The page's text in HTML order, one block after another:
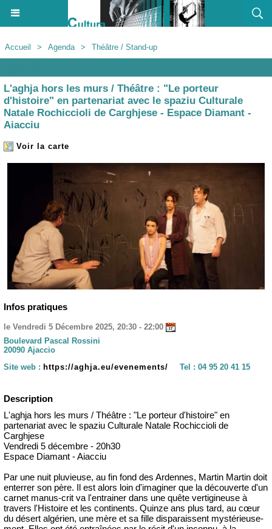
Accueil > Agenda > Théâtre / Stand-up
L'aghja hors les murs / Théâtre : "Le porteur
d'histoire" en partenariat avec le spaziu Culturale
Natale Rochiccioli de Carghjese - Espace Diamant -
Aiacciu
Voir la carte
Infos pratiques
le Vendredi 5 Décembre 2025, 20:30 - 22:00
Boulevard Pascal Rossini
20090 Ajaccio
Site web : https://aghja.eu/evenements/ Tel : 04 95 20 41 15
Description
L'aghja hors les murs / Théâtre : "Le porteur d'histoire" en
partenariat avec le spaziu Culturale Natale Rochiccioli de
Carghjese
Vendredi 5 décembre - 20h30
Espace Diamant - Aiacciu
Par une nuit pluvieuse, au fin fond des Ardennes, Martin Martin doit
enterrer son père. Il est alors loin d'imaginer que la découverte d'un
carnet manus-crit va l'entrainer dans une quête vertigineuse à
travers l'Histoire et les continents. Quinze ans plus tard, au cœur
du désert algérien, une mère et sa fille disparaissent mystérieuse-